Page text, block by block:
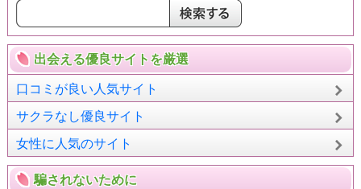
出会える優良サイトを厳選
口コミが良い人気サイト
サクラなし優良サイト
女性に人気のサイト
騙されないために